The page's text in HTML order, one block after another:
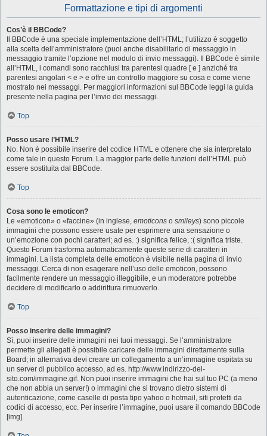
Formattazione e tipi di argomenti
Cos’è il BBCode?
Il BBCode è una speciale implementazione dell’HTML; l’utilizzo è soggetto
alla scelta dell’amministratore (puoi anche disabilitarlo di messaggio in
messaggio tramite l’opzione nel modulo di invio messaggi). Il BBCode è simile
all’HTML, i comandi sono racchiusi tra parentesi quadre [ e ] anziché tra
parentesi angolari < e > e offre un controllo maggiore su cosa e come viene
mostrato nei messaggi. Per maggiori informazioni sul BBCode leggi la guida
presente nella pagina per l’invio dei messaggi.
Top
Posso usare l’HTML?
No. Non è possibile inserire del codice HTML e ottenere che sia interpretato
come tale in questo Forum. La maggior parte delle funzioni dell’HTML può
essere sostituita dal BBCode.
Top
Cosa sono le emoticon?
Le «emoticon» o «faccine» (in inglese, emoticons o smileys) sono piccole
immagini che possono essere usate per esprimere una sensazione o
un’emozione con pochi caratteri; ad es. :) significa felice, :( significa triste.
Questo Forum trasforma automaticamente queste serie di caratteri in
immagini. La lista completa delle emoticon è visibile nella pagina di invio
messaggi. Cerca di non esagerare nell’uso delle emoticon, possono
facilmente rendere un messaggio illeggibile, e un moderatore potrebbe
decidere di modificarlo o addirittura rimuoverlo.
Top
Posso inserire delle immagini?
Sì, puoi inserire delle immagini nei tuoi messaggi. Se l’amministratore
permette gli allegati è possibile caricare delle immagini direttamente sulla
Board; in alternativa devi creare un collegamento a un’immagine ospitata su
un server di pubblico accesso, ad es. http://www.indirizzo-del-
sito.com/immagine.gif. Non puoi inserire immagini che hai sul tuo PC (a meno
che non abbia un server!) o immagini che si trovano dietro sistemi di
autenticazione, come caselle di posta tipo yahoo o hotmail, siti protetti da
codici di accesso, ecc. Per inserire l’immagine, puoi usare il comando BBCode
[img].